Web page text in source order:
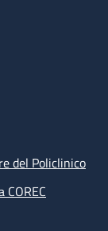
del Policlinico